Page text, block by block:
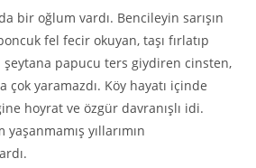
bir oğlum vardı. Bencileyin sarışın
fel fecir okuyan, taşı fırlatıp
şeytana papucu ters giydiren cinsten,
çok yaramazdı. Köy hayatı içinde
hoyrat ve özgür davranışlı idi.
yıllarımın